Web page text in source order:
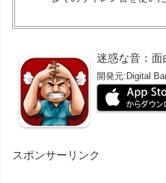
迷惑な音：面
開発元: Digital
スポンサーリンク